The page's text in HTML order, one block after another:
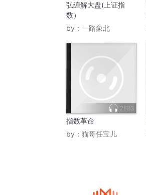
弘缠解大盘(上证指
数）
by： 一路象北
2683
指数革命
by： 猫哥任宝儿